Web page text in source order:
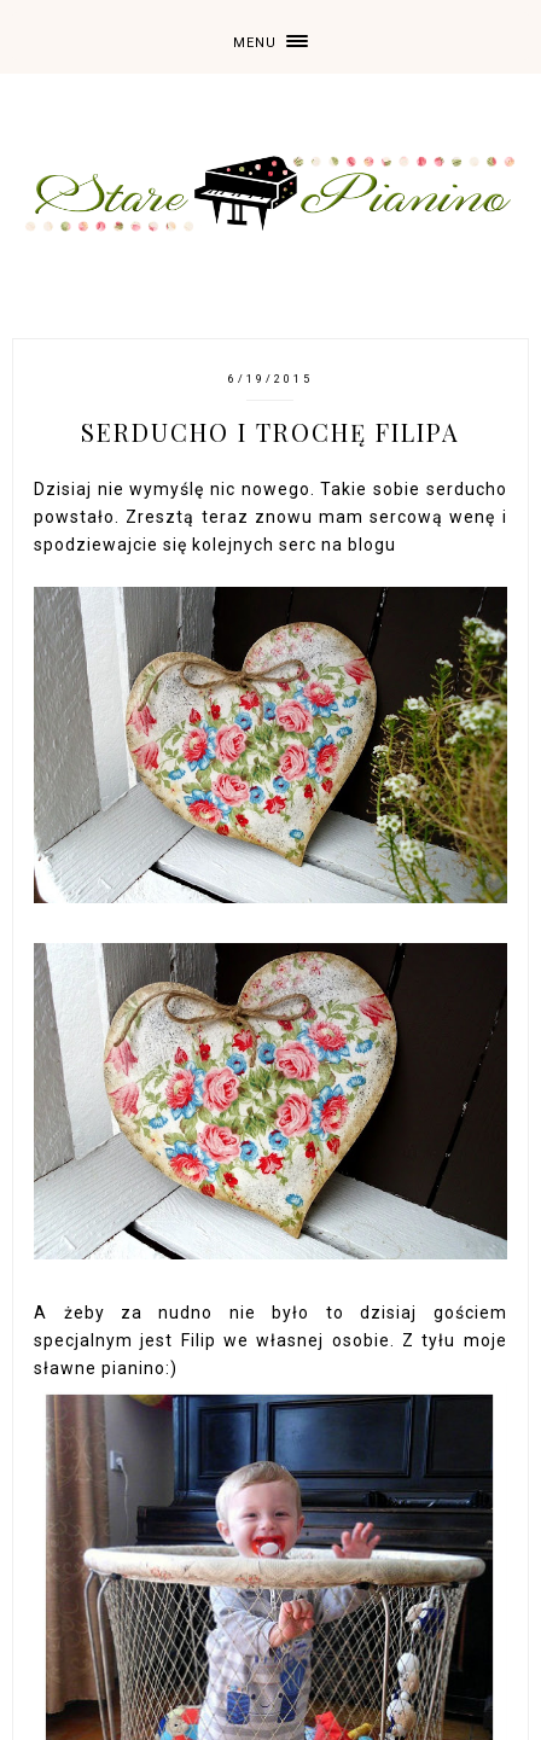
MENU
6/19/2015
SERDUCHO I TROCHĘ FILIPA
Dzisiaj nie wymyślę nic nowego. Takie sobie serducho
powstało. Zresztą teraz znowu mam sercową wenę i
spodziewajcie się kolejnych serc na blogu
A żeby za nudno nie było to dzisiaj gościem
specjalnym jest Filip we własnej osobie. Z tyłu moje
sławne pianino:)